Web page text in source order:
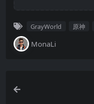
GrayWorld 原神
MonaLi